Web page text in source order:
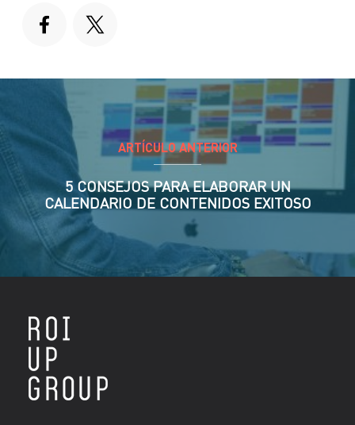
ARTÍCULO ANTERIOR
5 CONSEJOS PARA ELABORAR UN
CALENDARIO DE CONTENIDOS EXITOSO